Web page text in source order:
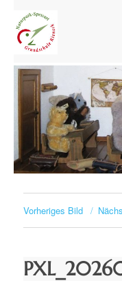
Vorheriges Bild